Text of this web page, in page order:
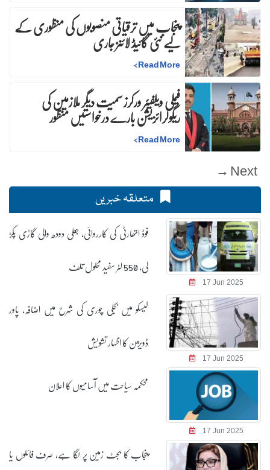
پنجاب میں ترقیاتی منصوبوں کی منظوری کے
لیے نئی گائیڈ لائنز جاری
Read More
>
فیملی ویلفیئر ورکرز سمیت دیگر ملازمین کی
ریگولرائزیشن بارے درخواستیں منظور
Read More
>
Next →
متعلقہ خبریں
17 Jun 2025
فوڈ اتھارٹی کی کارروائی، جعلی دودھ والی گاڑی پکڑ
لی، 550 لٹر سفید محلول تلف
17 Jun 2025
لیسکو میں بجلی چوری کی شرح میں اضافہ، پاور
ڈویژن کا اظہار تشویش
17 Jun 2025
محکمہ سیاحت میں آسامیوں کا اعلان
پنجاب کا بجٹ زمین پر لگا ہے، صرف فائلوں یا